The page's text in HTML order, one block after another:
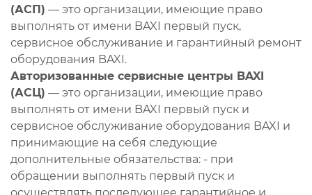
(АСП) — это организации, имеющие право
выполнять от имени BAXI первый пуск,
сервисное обслуживание и гарантийный ремонт
оборудования BAXI.
Авторизованные сервисные центры BAXI
(АСЦ) — это организации, имеющие право
выполнять от имени BAXI первый пуск и
сервисное обслуживание оборудования BAXI и
принимающие на себя следующие
дополнительные обязательства: - при
обращении выполнять первый пуск и